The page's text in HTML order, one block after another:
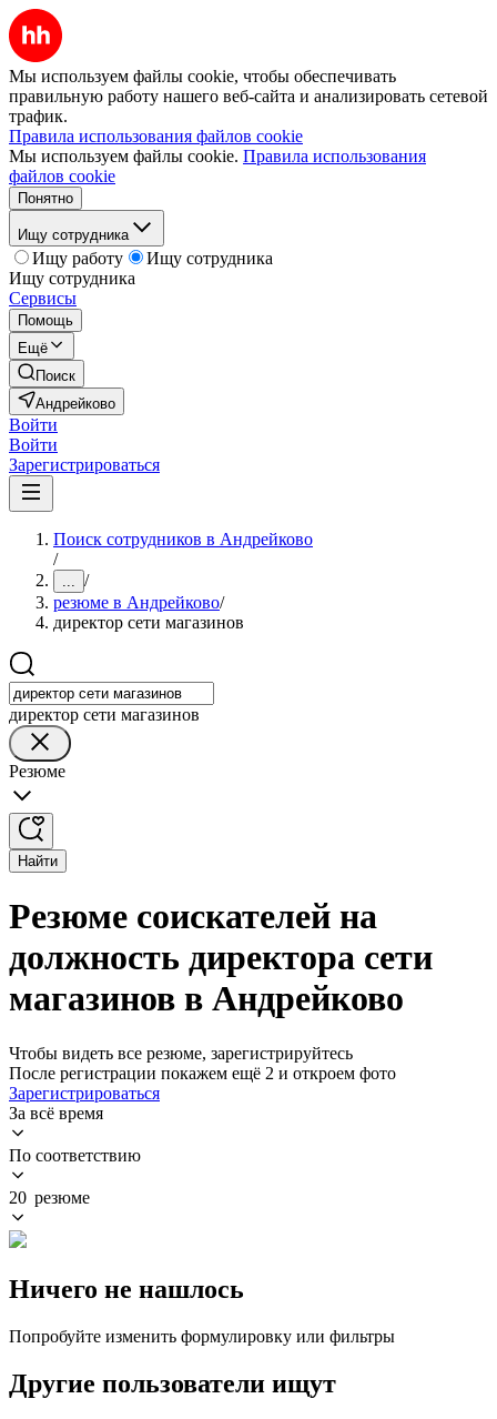
Мы используем файлы cookie, чтобы обеспечивать
правильную работу нашего веб-сайта и анализировать сетевой
трафик.
Правила использования файлов cookie
Мы используем файлы cookie. Правила использования
файлов cookie
Понятно
Ищу сотрудника
Ищу работу
Ищу сотрудника
Ищу сотрудника
Сервисы
Помощь
Ещё
Поиск
Андрейково
Войти
Войти
Зарегистрироваться
Поиск сотрудников в Андрейково
/
... /
резюме в Андрейково/
директор сети магазинов
директор сети магазинов
Резюме
Найти
Резюме соискателей на
должность директора сети
магазинов в Андрейково
Чтобы видеть все резюме, зарегистрируйтесь
После регистрации покажем ещё 2 и откроем фото
Зарегистрироваться
За всё время
По соответствию
20 резюме
Ничего не нашлось
Попробуйте изменить формулировку или фильтры
Другие пользователи ищут